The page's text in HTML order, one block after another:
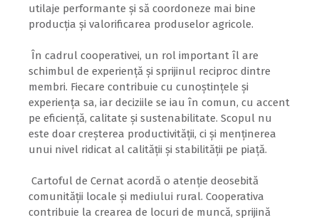
utilaje performante și să coordoneze mai bine
producția și valorificarea produselor agricole.
În cadrul cooperativei, un rol important îl are
schimbul de experiență și sprijinul reciproc dintre
membri. Fiecare contribuie cu cunoștințele și
experiența sa, iar deciziile se iau în comun, cu accent
pe eficiență, calitate și sustenabilitate. Scopul nu
este doar creșterea productivității, ci și menținerea
unui nivel ridicat al calității și stabilității pe piață.
Cartoful de Cernat acordă o atenție deosebită
comunității locale și mediului rural. Cooperativa
contribuie la crearea de locuri de muncă, sprijină